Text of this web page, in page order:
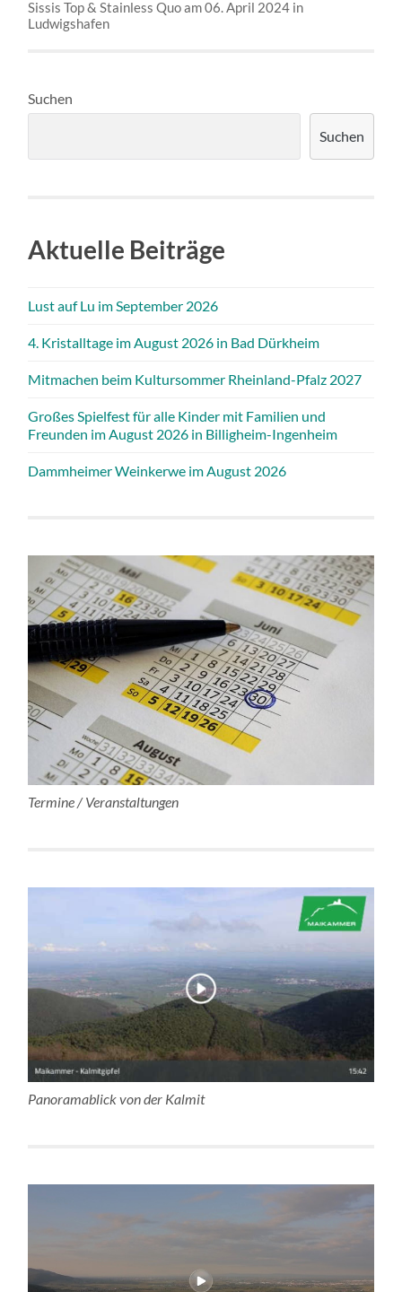
Sissis Top & Stainless Quo am 06. April 2024 in
Ludwigshafen
Suchen
Suchen
Aktuelle Beiträge
Lust auf Lu im September 2026
4. Kristalltage im August 2026 in Bad Dürkheim
Mitmachen beim Kultursommer Rheinland-Pfalz 2027
Großes Spielfest für alle Kinder mit Familien und
Freunden im August 2026 in Billigheim-Ingenheim
Dammheimer Weinkerwe im August 2026
Termine / Veranstaltungen
Panoramablick von der Kalmit